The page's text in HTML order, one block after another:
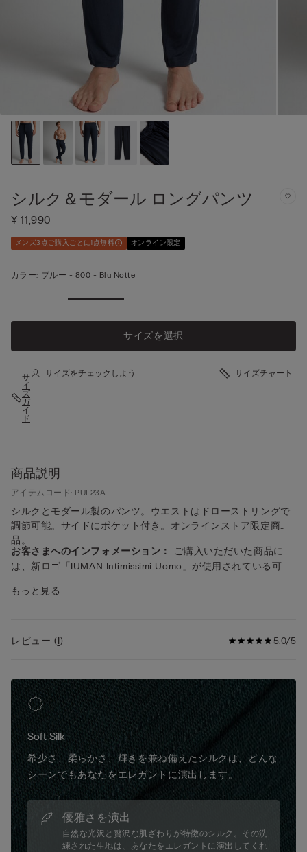
シルク＆モダール ロングパンツ
¥ 11,990
メンズ3点ご購入ごとに1点無料 オンライン限定
カラー: ブルー - 800 - Blu Notte
サイズを選択
サ
イ
ズ
ガ
イ
ド
サイズをチェックしよう サイズチャート
商品説明
アイテムコード: PUL23A
シルクとモダール製のパンツ。ウエストはドローストリングで
調節可能。サイドにポケット付き。オンラインストア限定商
品。
お客さまへのインフォメーション：
ご購入いただいた商品に
は、新ロゴ「IUMAN Intimissimi Uomo」が使用されている可能
介されているものと同一です。
もっと見る
5.0/5
レビュー (1)
Soft Silk
希少さ、柔らかさ、輝きを兼ね備えたシルクは、どんな
シーンでもあなたをエレガントに演出します。
優雅さを演出
自然な光沢と贅沢な肌ざわりが特徴のシルク。その洗
練された生地は、あなたをエレガントに演出してくれ